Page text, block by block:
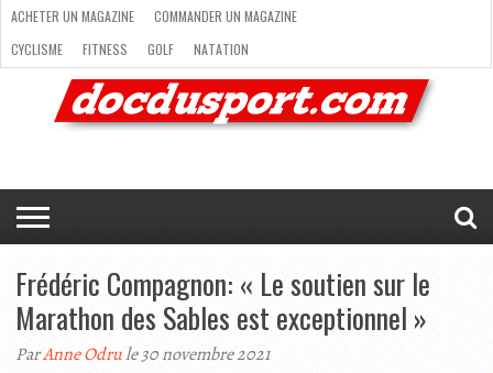
ACHETER
MAGAZINE
COMMANDER
UN
MAGAZINE
CYCLISME
FITNESS
GOLF
NATATION
RANDONNÉE
RUNNING
SKI
TRAIL
RUNNING
TRIATHLON
VOILE
NEWSLETTER
MAG’
EN
LIGNE
NOUS
CONTACTER
ACHETER UN MAGAZINE
COMMANDER UN MAGAZINE
CYCLISME
FITNESS GOLF
NATATION
RANDONNÉE
RUNNING SKI
TRAIL RUNNING
TRIATHLON
VOILE NEWSLETTER
MAG’ EN LIGNE
Frédéric Compagnon: « Le soutien sur le
Marathon des Sables est exceptionnel »
ParAnne Odrule 30 novembre 2021